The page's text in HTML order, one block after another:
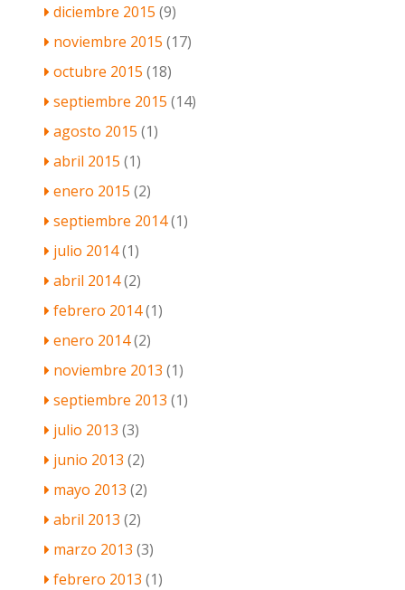
diciembre 2015 (9)
noviembre 2015 (17)
octubre 2015 (18)
septiembre 2015 (14)
agosto 2015 (1)
abril 2015 (1)
enero 2015 (2)
septiembre 2014(1)
julio 2014(1)
abril 2014(2)
febrero 2014(1)
enero 2014(2)
noviembre 2013 (1)
septiembre 2013 (1)
julio 2013 (3)
junio 2013 (2)
mayo 2013 (2)
abril 2013 (2)
marzo 2013 (3)
febrero 2013 (1)